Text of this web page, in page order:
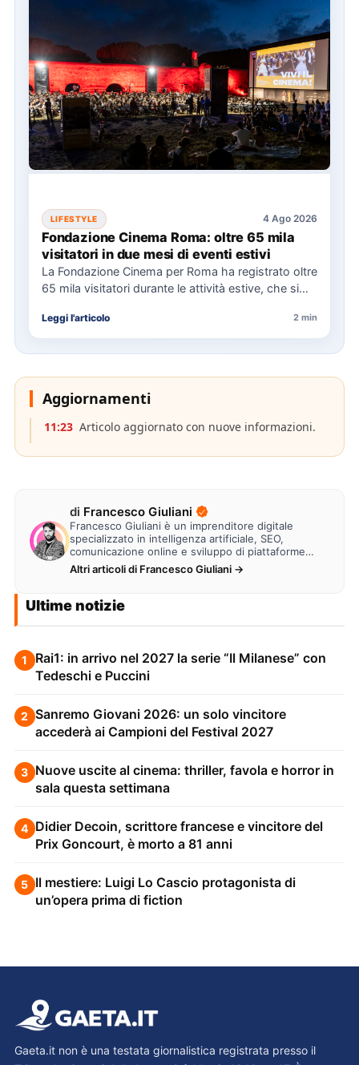
LIFESTYLE 4 Ago 2026
Fondazione Cinema Roma: oltre 65 mila
visitatori in due mesi di eventi estivi
La Fondazione Cinema per Roma ha registrato oltre
65 mila visitatori durante le attività estive, che si
Leggi l'articolo 2 min
Aggiornamenti
11:23 Articolo aggiornato con nuove informazioni.
di Francesco Giuliani
Francesco Giuliani è un imprenditore digitale
specializzato in intelligenza artificiale, SEO,
comunicazione online e sviluppo di piattaforme
web. Lavora alla creazione di…
Altri articoli di Francesco Giuliani →
Ultime notizie
1
Rai1: in arrivo nel 2027 la serie “Il Milanese” con
Tedeschi e Puccini
2 Sanremo Giovani 2026: un solo vincitore
accederà ai Campioni del Festival 2027
3 Nuove uscite al cinema: thriller, favola e horror in
sala questa settimana
4 Didier Decoin, scrittore francese e vincitore del
Prix Goncourt, è morto a 81 anni
5 Il mestiere: Luigi Lo Cascio protagonista di
un’opera prima di fiction
Gaeta.it non è una testata giornalistica registrata presso il